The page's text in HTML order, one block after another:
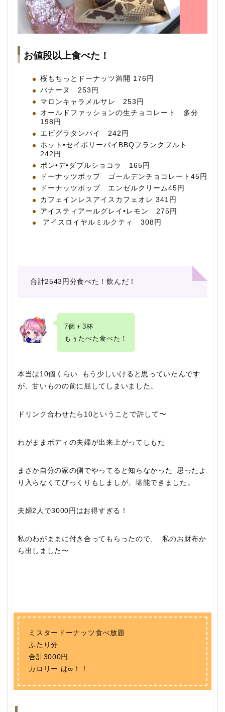
お値段以上食べた！
桜もちっとドーナッツ満開 176円
バナーヌ 253円
マロンキャラメルサレ 253円
オールドファッションの生チョコレート 多分
198円
エビグラタンパイ 242円
ホット•セイボリーパイBBQフランクフルト
242円
ポン•デ•ダブルショコラ 165円
ドーナッツポップ ゴールデンチョコレート45円
ドーナッツポップ エンゼルクリーム45円
カフェインレスアイスカフェオレ 341円
アイスティアールグレイ•レモン 275円
アイスロイヤルミルクティ 308円
合計2543円分食べた！飲んだ！
7個＋3杯
もぅたべた食べた！
本当は10個くらい もう少しいけると思っていたんです
が、甘いものの前に屈してしまいました。
ドリンク合わせたら10ということで許して〜
わがままボディの夫婦が出来上がってしもた
まさか自分の家の側でやってると知らなかった 思ったよ
り入らなくてびっくりもしましが、堪能できました。
夫婦2人で3000円はお得すぎる！
私のわがままに付き合ってもらったので、 私のお財布か
ら出しました〜
ミスタードーナッツ食べ放題
ふたり分
合計3000円
カロリー は∞！！